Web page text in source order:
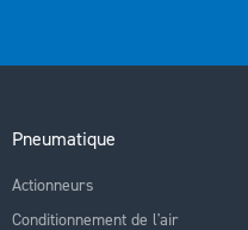
Pneumatique
Actionneurs
Conditionnement de l'air